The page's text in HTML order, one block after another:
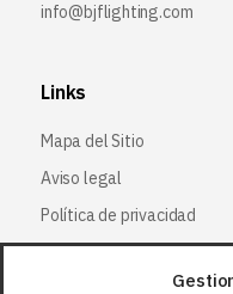
info@bjflighting.com
Links
Mapa del Sitio
Aviso legal
Política de privacidad
Política de cookies